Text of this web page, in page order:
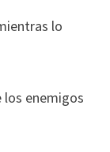
lo
los enemigos